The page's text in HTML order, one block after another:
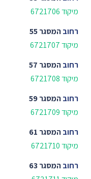
מיקוד 6721706
רחובהמסגר 55
מיקוד 6721707
רחובהמסגר 57
מיקוד 6721708
רחובהמסגר 59
מיקוד 6721709
רחובהמסגר 61
מיקוד 6721710
רחובהמסגר 63